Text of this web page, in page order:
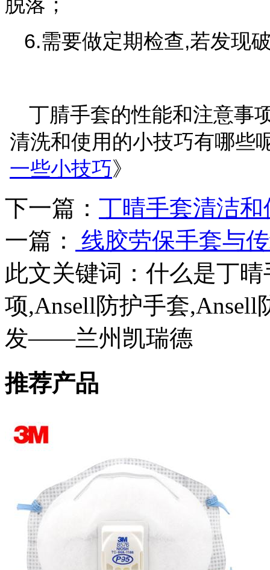
6.需要做定期检查,若发现
丁腈手套的性能和注意事
清洗和使用的小技巧有哪些
一些小技巧》
下一篇： 丁晴手套清洁
一篇：
线胶劳保手套与
此文关键词： 什么是丁
项,Ansell防护手套
发——兰州凯瑞德
推荐产品